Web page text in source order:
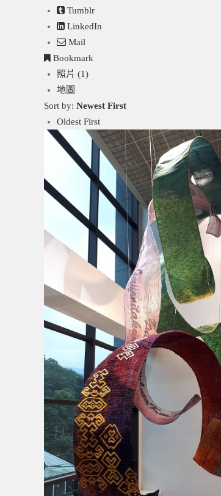
Tumblr
LinkedIn
Mail
Bookmark
照片 (1)
地圖
Sort by: Newest First
Oldest First